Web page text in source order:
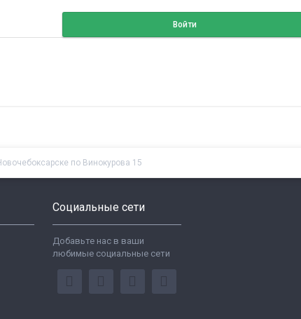
Войти
по Винокурова 15
Социальные сети
Добавьте нас в ваши
любимые социальные сети